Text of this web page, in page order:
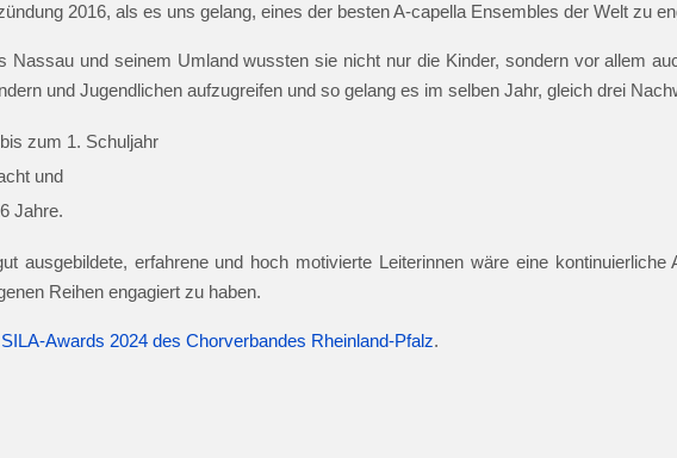
2016, als es uns gelang, eines der besten A-capella Ensembles der Welt zu
und seinem Umland wussten sie nicht nur die Kinder, sondern vor allem
und Jugendlichen aufzugreifen und so gelang es im selben Jahr, gleich drei
zum 1. Schuljahr
und
Jahre.
ausgebildete, erfahrene und hoch motivierte Leiterinnen wäre eine kontinuierliche
Reihen engagiert zu haben.
SILA-Awards 2024 des Chorverbandes Rheinland-Pfalz.